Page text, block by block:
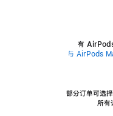
有
与 AirPods
部分订单可选
所有